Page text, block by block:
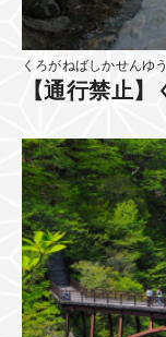
くろがねばしかせんゆ
【通行禁止